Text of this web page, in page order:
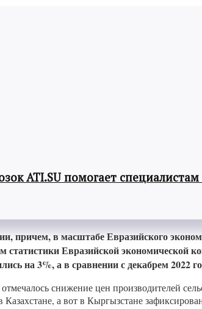
ATI.SU помогает
причем, в масштабе Евразийского
Евразийской экономической
на 3%, а в сравнении с декабрем 2022
снижение цен производителей
а вот в Кыргызстане